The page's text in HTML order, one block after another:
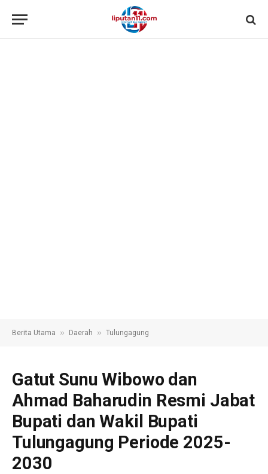
Berita Utama » Daerah » Tulungagung
Gatut Sunu Wibowo dan
Ahmad Baharudin Resmi Jabat
Bupati dan Wakil Bupati
Tulungagung Periode 2025-
2030